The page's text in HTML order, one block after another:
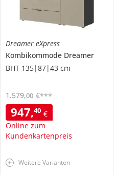
Dreamer eXpress
Kombikommode Dreamer
BHT 135|87|43 cm
947,40 €
Online zum
Kundenkartenpreis
1.579,00 €***
Weitere Varianten